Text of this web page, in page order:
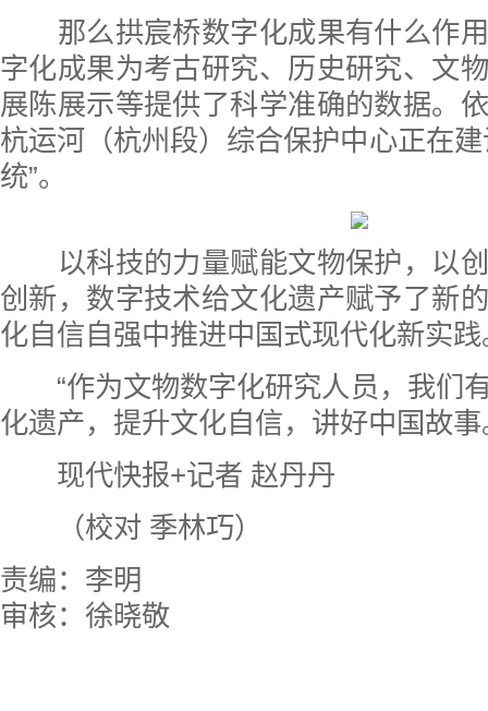
那么拱宸桥数字化成果有什么作用
字化成果为考古研究、历史研究、文
展陈展示等提供了科学准确的数据。
杭运河（杭州段）综合保护中心正在
统”。
以科技的力量赋能文物保护，以创
创新，数字技术给文化遗产赋予了新
化自信自强中推进中国式现代化新实践
“作为文物数字化研究人员，我们
化遗产，提升文化自信，讲好中国故事
现代快报+记者 赵丹丹
（校对 季林巧）
责编：李明
审核：徐晓敬